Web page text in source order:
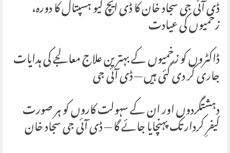
ڈی آئی جی سجاد خان کا ڈی ایچ کیو ہسپتال کا دورہ،
زخمیوں کی عیادت
ڈاکٹروں کو زخمیوں کے بہترین علاج معالجے کی ہدایات
جاری کر دی گئی ہیں — ڈی آئی جی
دہشتگردوں اور ان کے سہولت کاروں کو ہر صورت
کیفرِ کردار تک پہنچایا جائے گا — ڈی آئی جی سجاد خان